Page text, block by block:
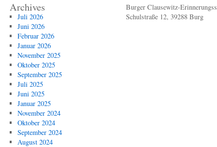
Archives
Juli 2026
Juni 2026
Februar 2026
Januar 2026
November 2025
Oktober 2025
September 2025
Juli 2025
Juni 2025
Januar 2025
November 2024
Oktober 2024
September 2024
August 2024
Burger Clausewitz-
Schulstraße 12, 39288 Burg